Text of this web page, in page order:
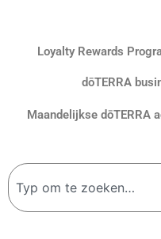
Loyalty Rewards
dōTERRA
Maandelijkse dōTERRA
Zoeken